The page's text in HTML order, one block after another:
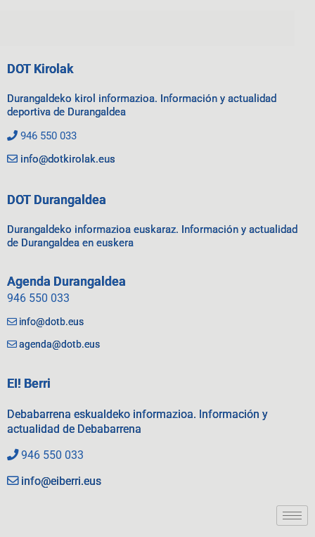
DOT Kirolak
Durangaldeko kirol informazioa. Información y actualidad
deportiva de Durangaldea
946 550 033
info@dotkirolak.eus
DOT Durangaldea
Durangaldeko informazioa euskaraz. Información y actualidad
de Durangaldea en euskera
Agenda Durangaldea
946 550 033
info@dotb.eus
agenda@dotb.eus
EI! Berri
Debabarrena eskualdeko informazioa. Información y
actualidad de Debabarrena
946 550 033
info@eiberri.eus